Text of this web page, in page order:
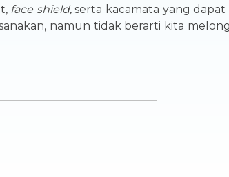
face shield,serta kacamata yang
namun tidak berarti kita